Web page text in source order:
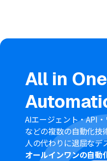
情報や固定値を、Close
設定が可能です。
Close、Loopsのそれぞ
All in One
AIエージェント・API
などの複数の自動化技
人の代わりに退屈なデ
オールインワンの自動